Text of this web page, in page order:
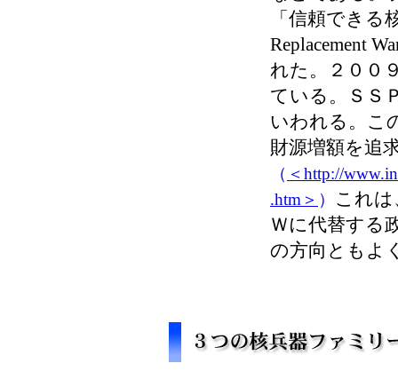
「信頼できる
Replacement
れた。２００
ている。ＳＳ
いわれる。こ
財源増額を追
（ ＜http://
.htm＞ ） これ
Ｗに代替する
の方向ともよ